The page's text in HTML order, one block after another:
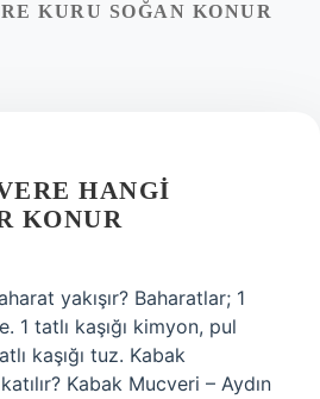
KURU SOĞAN KONUR
HANGI
KONUR
yakışır? Baharatlar; 1
1 tatlı kaşığı kimyon, pul
kaşığı tuz. Kabak
Kabak Mucveri – Aydın